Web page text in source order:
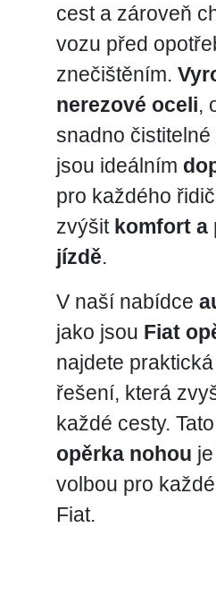
cest a zároveň
vozu před
znečištěním.
nerezové oceli,
snadno
jsou ideálním
pro každého
zvýšit komfort a
jízdě.
V naší nabídce
jako jsou Fiat
najdete
řešení, která
každé cesty. Tato
opěrka nohou
volbou pro
Fiat.